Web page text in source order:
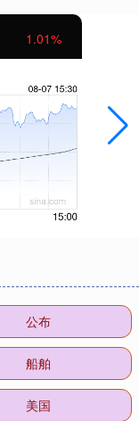
1.01%
公布
船舶
美国